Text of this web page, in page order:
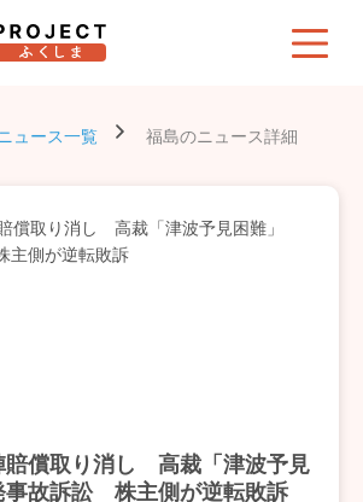
ュース一覧 福島のニュース詳細
賠償取り消し 高裁「津波予見
故訴訟 株主側が逆転敗訴